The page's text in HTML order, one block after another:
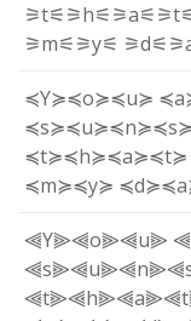
⚞t⚟⚞h⚟⚞a⚟
⚞m⚟⚞y⚟ ⚞d⚟
≼Y≽≼o≽≼u≽
≼s≽≼u≽≼n≽≼s≽
≼t≽≼h≽≼a≽≼t≽
≼m≽≼y≽ ≼d≽
⫷Y⫸⫷o⫸⫷u⫸
⫷s⫸⫷u⫸⫷n⫸
⫷t⫸⫷h⫸⫷a⫸